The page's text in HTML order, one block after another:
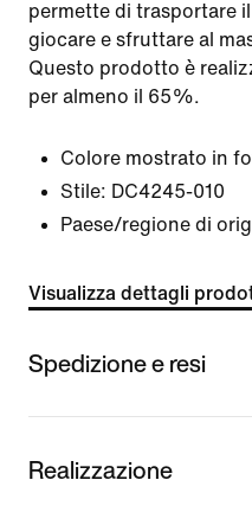
permette di trasportare
giocare e sfruttare al
Questo prodotto è
per almeno il 65%.
Colore mostrato in
Stile: DC4245-010
Paese/regione di
Visualizza dettagli
Spedizione e resi
Realizzazione